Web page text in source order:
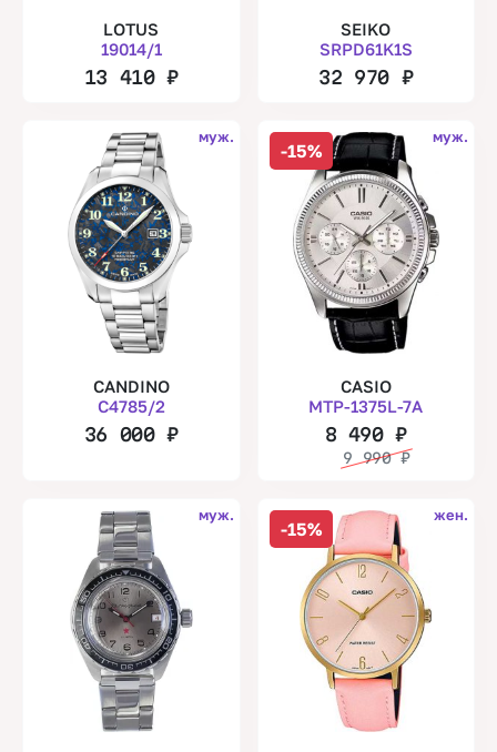
LOTUS
19014/1
13 410₽
SEIKO
SRPD61K1S
32 970 ₽
муж.
CANDINO
C4785/2
36 000₽
-15%
муж.
CASIO
MTP-1375L-7A
8 490₽
9 990₽
муж.
-15%
жен.